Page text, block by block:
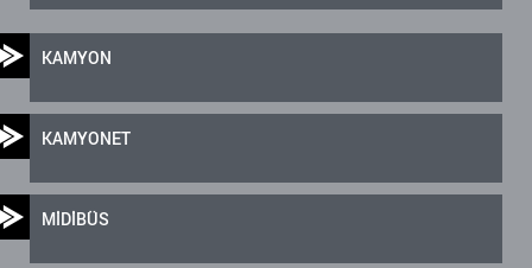
KAMYON
KAMYONET
MİDİBÜS